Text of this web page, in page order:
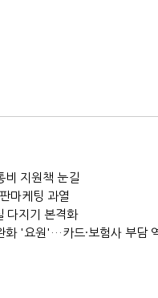
비 지원책 눈길
마케팅 과열
다지기 본격화
화 '요원'…카드·보험사 부담